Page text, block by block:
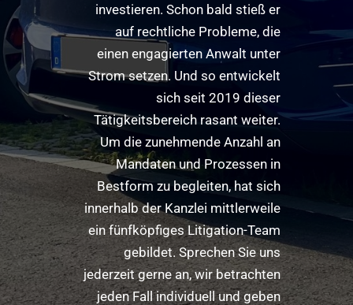
investieren. Schon bald stieß er
auf rechtliche Probleme, die
einen engagierten Anwalt unter
Strom setzen. Und so entwickelt
sich seit 2019 dieser
Tätigkeitsbereich rasant weiter.
Um die zunehmende Anzahl an
Mandaten und Prozessen in
Bestform zu begleiten, hat sich
innerhalb der Kanzlei mittlerweile
ein fünfköpfiges Litigation-Team
gebildet. Sprechen Sie uns
jederzeit gerne an, wir betrachten
jeden Fall individuell und geben